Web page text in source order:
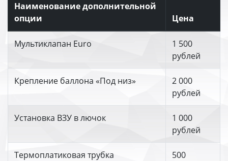
Наименование дополнительной
опции
Цена
Мультиклапан Euro
1 500
рублей
Крепление баллона «Под низ»
2 000
рублей
Установка ВЗУ в лючок
1 000
рублей
Термоплатиковая трубка
500